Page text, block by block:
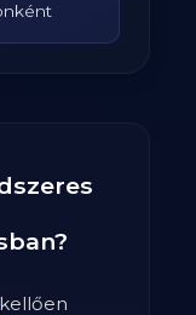
kellően